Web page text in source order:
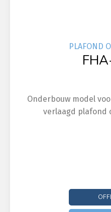
PLAFOND
Onderbouw model
verlaagd plafond